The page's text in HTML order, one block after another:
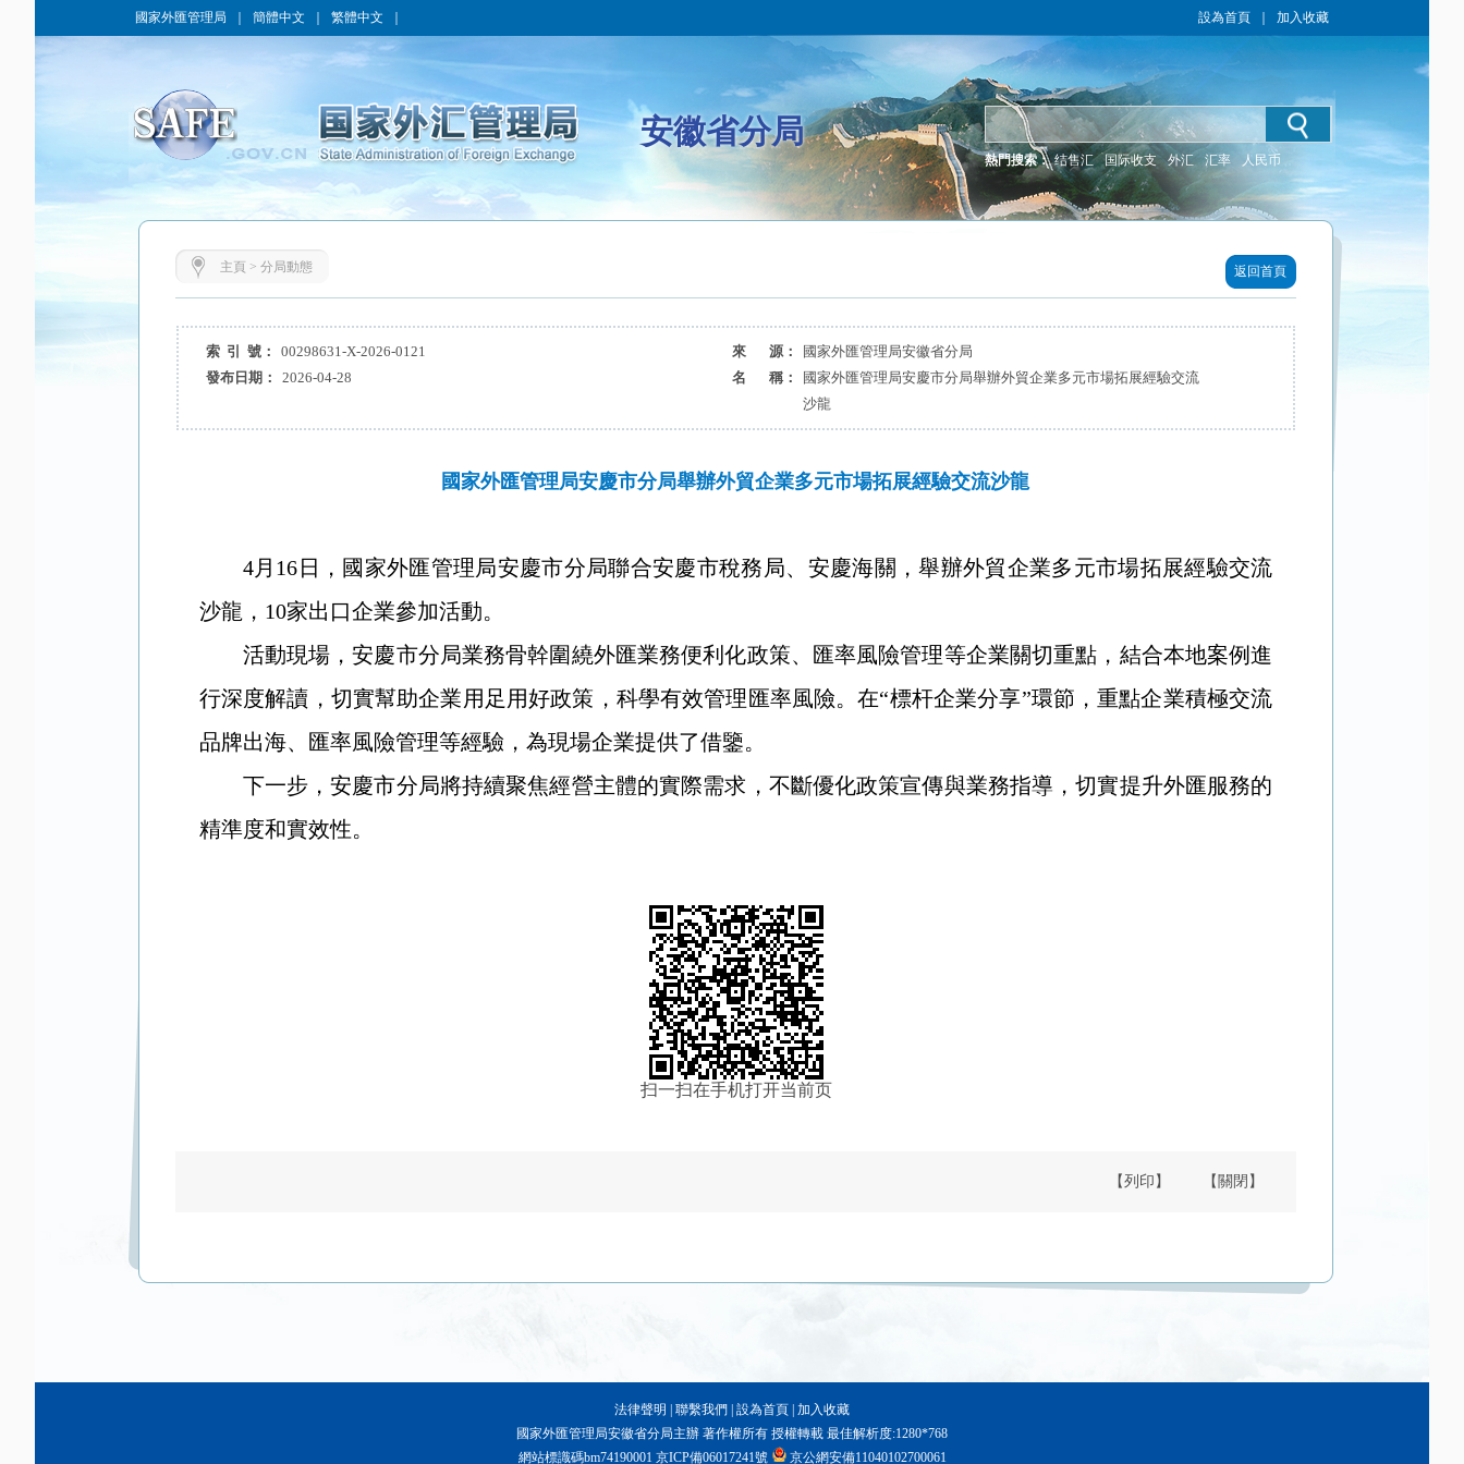
國家外匯管理局 簡體中文 繁體中文 設為首頁 加入收藏
安徽省分局
熱門搜索： 结售汇 国际收支 外汇 汇率 人民币
主頁 > 分局動態 返回首頁
索 引 號： 00298631-X-2026-0121 來 源：
國家外匯管理局安徽省分局
發布日期：
2026-04-28 名 稱：
國家外匯管理局安慶市分局舉辦外貿企業多元市場拓展經驗交流
沙龍
國家外匯管理局安慶市分局舉辦外貿企業多元市場拓展經驗交流沙龍
4月16日，國家外匯管理局安慶市分局聯合安慶市稅務局、安慶海關，舉辦外貿企業多元市場拓展經驗交流
沙龍，10家出口企業參加活動。
活動現場，安慶市分局業務骨幹圍繞外匯業務便利化政策、匯率風險管理等企業關切重點，結合本地案例進
行深度解讀，切實幫助企業用足用好政策，科學有效管理匯率風險。在“標杆企業分享”環節，重點企業積極交流
品牌出海、匯率風險管理等經驗，為現場企業提供了借鑒。
下一步，安慶市分局將持續聚焦經營主體的實際需求，不斷優化政策宣傳與業務指導，切實提升外匯服務的
精準度和實效性。
扫一扫在手机打开当前页
【列印】 【關閉】
法律聲明 聯繫我們 設為首頁 加入收藏
國家外匯管理局安徽省分局主辦 著作權所有 授權轉載 最佳解析度:1280*768
網站標識碼bm74190001京ICP備06017241號 京公網安備11040102700061